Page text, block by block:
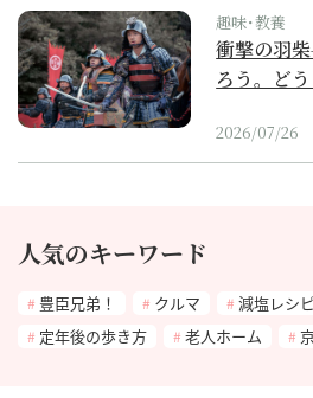
趣味･教養
衝撃の羽
ろう。ど
2026/07/26
人気のキーワード
豊臣兄弟！ クルマ 減塩レシピ
定年後の歩き方
老人ホーム